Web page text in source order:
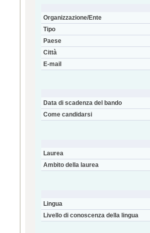
Organizzazione/Ente
Tipo
Paese
Città
E-mail
Data di scadenza del bando
Come candidarsi
Laurea
Ambito della laurea
Lingua
Livello di conoscenza della lingua